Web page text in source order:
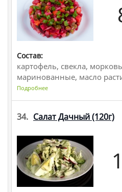
Состав:
картофель, свекла,
маринованные, масло
Подробнее
34. Салат Дачный(120г)